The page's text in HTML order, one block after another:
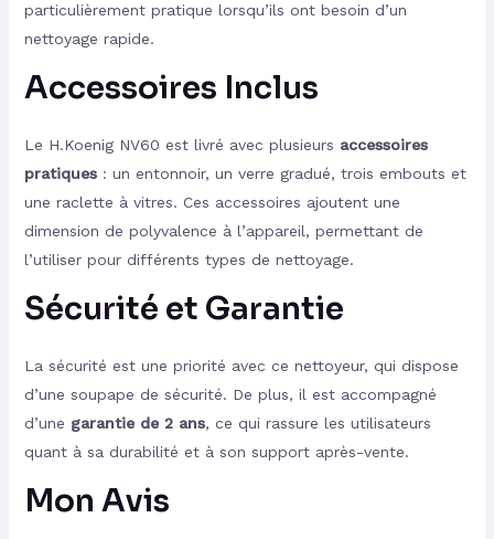
particulièrement pratique lorsqu’ils ont besoin d’un
nettoyage rapide.
Accessoires Inclus
Le H.Koenig NV60 est livré avec plusieurs accessoires
pratiques: un entonnoir, un verre gradué, trois embouts et
une raclette à vitres. Ces accessoires ajoutent une
dimension de polyvalence à l’appareil, permettant de
l’utiliser pour différents types de nettoyage.
Sécurité et Garantie
La sécurité est une priorité avec ce nettoyeur, qui dispose
d’une soupape de sécurité. De plus, il est accompagné
d’une garantie de 2 ans, ce qui rassure les utilisateurs
quant à sa durabilité et à son support après-vente.
Mon Avis